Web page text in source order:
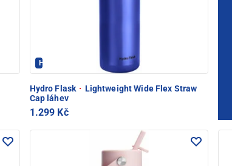
Hydroflask - PEC POD SNĚŽKOU
Hydro Flask · Lightweight Wide Flex Straw
Cap láhev
1.299 Kč